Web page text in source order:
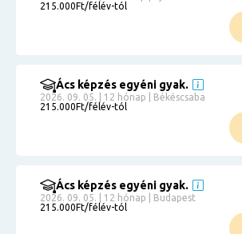
215.000Ft/félév-tól
Ács képzés egyéni gyak.
2026. 09. 05. | 12 hónap | Békéscsaba
215.000Ft/félév-tól
Ács képzés egyéni gyak.
2026. 09. 05. | 12 hónap | Budapest
215.000Ft/félév-tól